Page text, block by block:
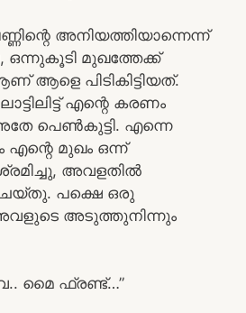
അനിയത്തിയാന്നെന്ന്
മുഖത്തേക്ക്
ആളെ പിടികിട്ടിയത്.
എന്റെ കരണം
അതേ പെൺകുട്ടി. എന്നെ
മുഖം ഒന്ന്
അവളതിൽ
പക്ഷെ ഒരു
അവളുടെ അടുത്തുനിന്നും
മൈ ഫ്രണ്ട്…”